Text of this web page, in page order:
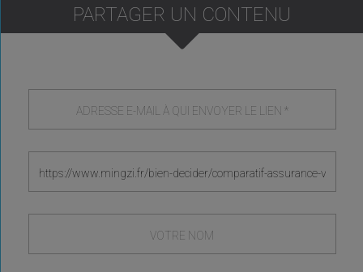
PARTAGER UN CONTENU